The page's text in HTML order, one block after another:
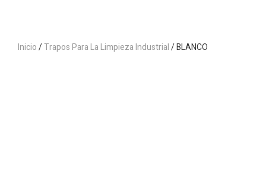
Inicio/Trapos Para La Limpieza Industrial/ BLANCO